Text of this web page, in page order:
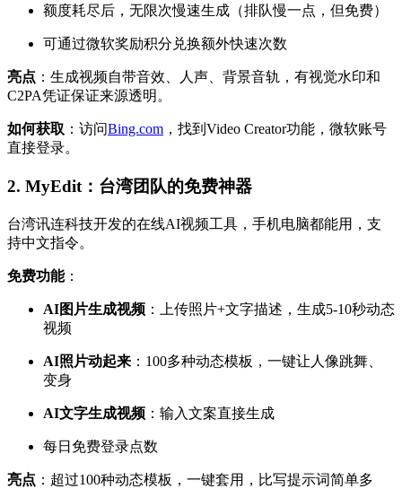
额度耗尽后，无限次慢速生成（排队慢一点，但免费）
可通过微软奖励积分兑换额外快速次数
亮点 ：生成视频自带音效、人声、背景音轨，有视觉水印和
C2PA凭证保证来源透明。
如何获取 ：访问Bing.com ，找到Video Creator功能，微软账号
直接登录。
2. MyEdit：台湾团队的免费神器
台湾讯连科技开发的在线AI视频工具，手机电脑都能用，支
持中文指令。
免费功能：
AI图片生成视频 ：上传照片+文字描述，生成5-10秒动态
视频
AI照片动起来 ：100多种动态模板，一键让人像跳舞、
变身
AI文字生成视频 ：输入文案直接生成
每日免费登录点数
亮点 ：超过100种动态模板，一键套用，比写提示词简单多